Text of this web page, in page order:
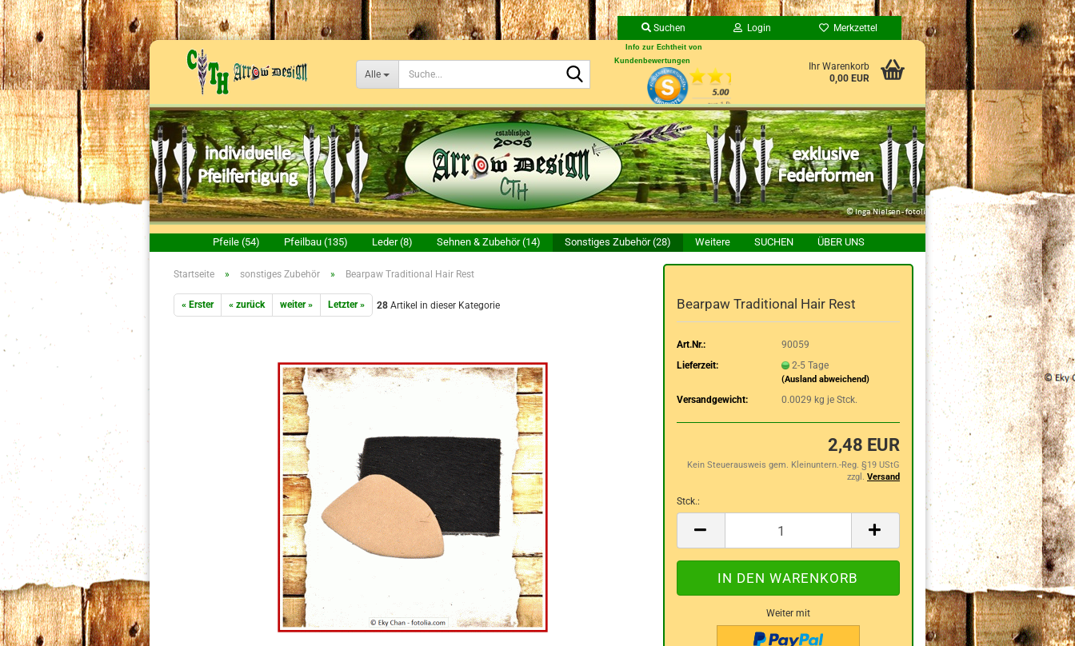
Suchen Login Merkzettel
Alle
Suche...
Info zur Echtheit von
Kundenbewertungen
Ihr Warenkorb
0,00 EUR
Pfeile (54) Pfeilbau (135) Leder (8) Sehnen & Zubehör (14) Sonstiges Zubehör (28) SUCHEN ÜBER UNS
Weitere
Startseite » sonstiges Zubehör » Bearpaw Traditional Hair Rest
« Erster « zurück weiter » Letzter » 28 Artikel in dieser Kategorie Bearpaw Traditional Hair Rest
Art.Nr.:
90059
Lieferzeit:
2-5 Tage
(Ausland abweichend)
Versandgewicht: 0.0029 kg je Stck.
2,48 EUR
Kein Steuerausweis gem. Kleinuntern.-Reg. §19 UStG
zzgl. Versand
Stck.:
Stck.
Weiter mit